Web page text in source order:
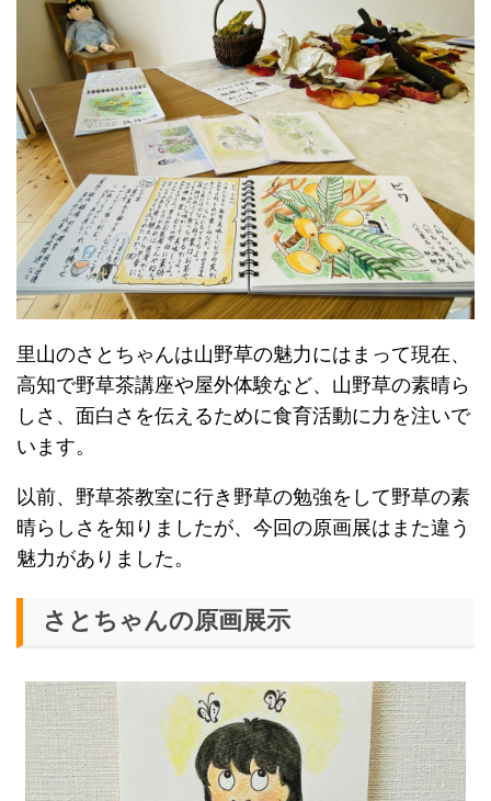
里山のさとちゃんは山野草の魅力にはまって現在、
高知で野草茶講座や屋外体験など、山野草の素晴ら
しさ、面白さを伝えるために食育活動に力を注いで
います。
以前、野草茶教室に行き野草の勉強をして野草の素
晴らしさを知りましたが、今回の原画展はまた違う
魅力がありました。
さとちゃんの原画展示